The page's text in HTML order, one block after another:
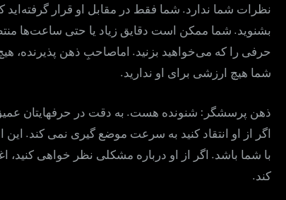
نظرات شما ندارد. شما فقط در مقابل او قرار گرفته‌اید
بشنوید. شما ممکن است دقایق زیاد یا حتی ساعت‌ها
حرفی را که می‌خواهید بزنید. اماصاحبِ ذهن پذیرنده،
شما هیچ ارزشی برای او ندارید.
ذهن پرسشگر : شنونده هست. به دقت در حرفهایتان
اگر از او انتقاد کنید به سرعت موضع گیری نمی کند.
با شما باشد. اگر از او درباره مشکلی نظر خواهی
کند.